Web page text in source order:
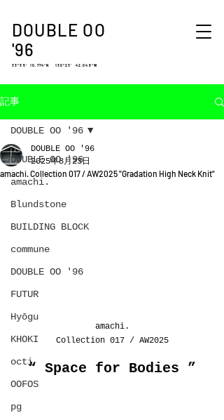
DOUBLE OO
'96
33°35′ 10.774″N 130°23′ 42.048″W
記事
DOUBLE OO '96
amachi.
Blundstone
BUILDING BLOCK
commune
DOUBLE OO '96
FUTUR
Hyōgu
KHOKI
octi
OOFOS
pg
DOUBLE OO '96
amachi. Collection 017 / AW2025 "Gradation High Neck Knit"
DOUBLE OO '96
2025年8月23日
amachi.
Collection 017 / AW2025
“ Space for Bodies ”